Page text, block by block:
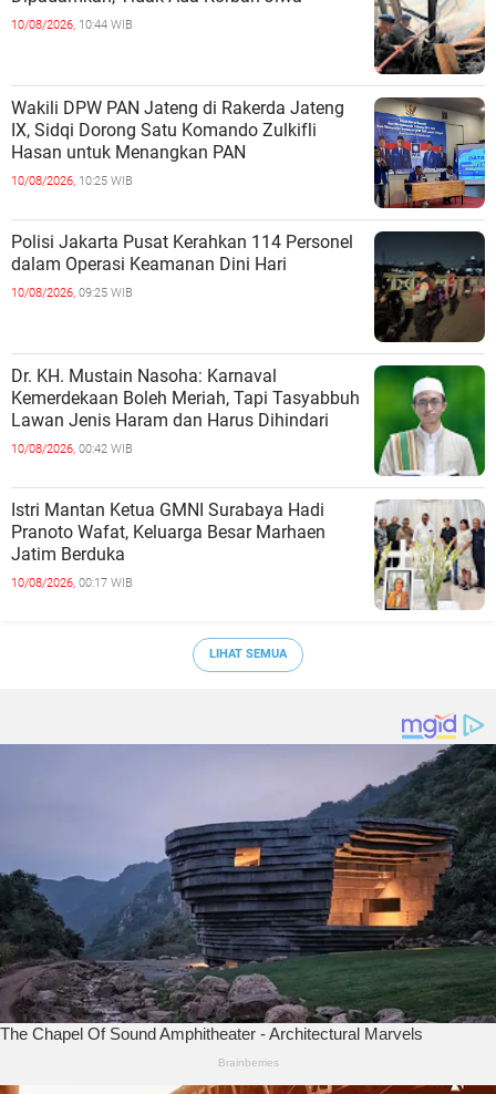
10/08/2026, 10:44 WIB
Wakili DPW PAN Jateng di Rakerda Jateng
IX, Sidqi Dorong Satu Komando Zulkifli
Hasan untuk Menangkan PAN
10/08/2026, 10:25 WIB
Polisi Jakarta Pusat Kerahkan 114 Personel
dalam Operasi Keamanan Dini Hari
10/08/2026, 09:25 WIB
Dr. KH. Mustain Nasoha: Karnaval
Kemerdekaan Boleh Meriah, Tapi Tasyabbuh
Lawan Jenis Haram dan Harus Dihindari
10/08/2026, 00:42 WIB
Istri Mantan Ketua GMNI Surabaya Hadi
Pranoto Wafat, Keluarga Besar Marhaen
Jatim Berduka
10/08/2026, 00:17 WIB
LIHAT SEMUA